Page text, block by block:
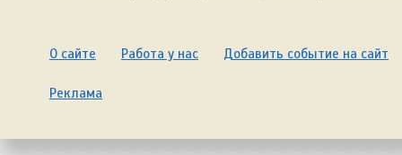
О сайте Работа у нас Добавить событие на сайт
Реклама